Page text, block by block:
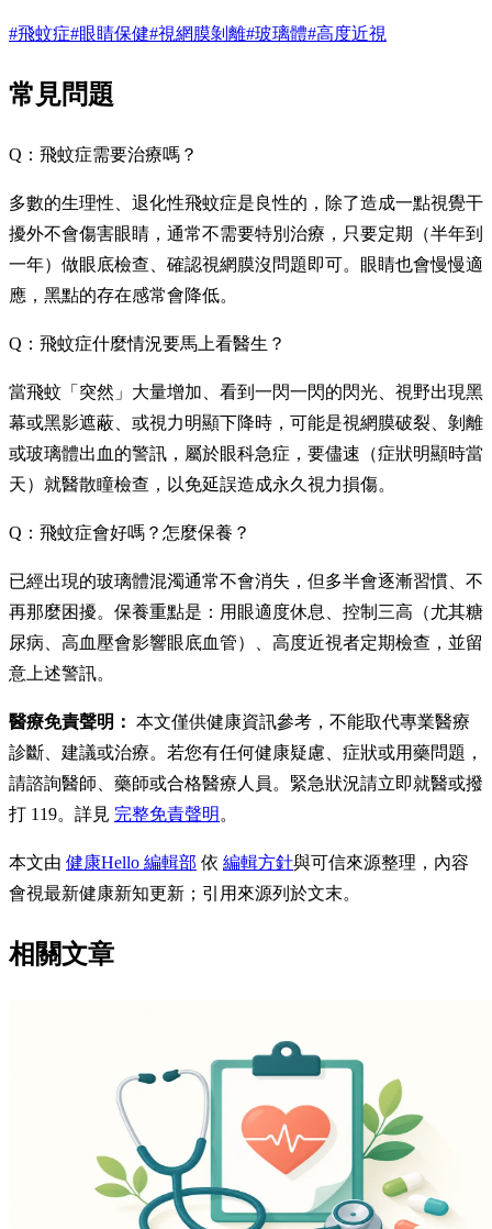
#飛蚊症#眼睛保健#視網膜剝離#玻璃體#高度近視
常見問題
Q：飛蚊症需要治療嗎？
多數的生理性、退化性飛蚊症是良性的，除了造成一點視覺干
擾外不會傷害眼睛，通常不需要特別治療，只要定期（半年到
一年）做眼底檢查、確認視網膜沒問題即可。眼睛也會慢慢適
應，黑點的存在感常會降低。
Q：飛蚊症什麼情況要馬上看醫生？
當飛蚊「突然」大量增加、看到一閃一閃的閃光、視野出現黑
幕或黑影遮蔽、或視力明顯下降時，可能是視網膜破裂、剝離
或玻璃體出血的警訊，屬於眼科急症，要儘速（症狀明顯時當
天）就醫散瞳檢查，以免延誤造成永久視力損傷。
Q：飛蚊症會好嗎？怎麼保養？
已經出現的玻璃體混濁通常不會消失，但多半會逐漸習慣、不
再那麼困擾。保養重點是：用眼適度休息、控制三高（尤其糖
尿病、高血壓會影響眼底血管）、高度近視者定期檢查，並留
意上述警訊。
醫療免責聲明： 本文僅供健康資訊參考，不能取代專業醫療
診斷、建議或治療。若您有任何健康疑慮、症狀或用藥問題，
請諮詢醫師、藥師或合格醫療人員。緊急狀況請立即就醫或撥
打 119。詳見 完整免責聲明 。
本文由 健康Hello 編輯部 依 編輯方針與可信來源整理，內容
會視最新健康新知更新；引用來源列於文末。
相關文章